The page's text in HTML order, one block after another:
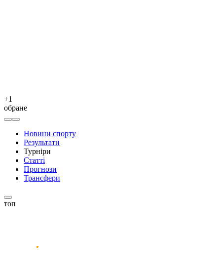
+1
обране
Новини спорту
Результати
Турніри
Статті
Прогнози
Трансфери
топ